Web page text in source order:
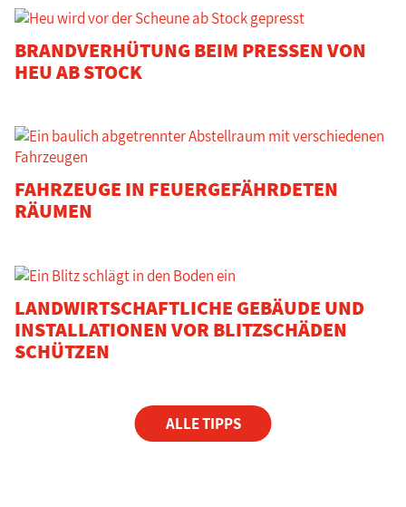
BRANDVERHÜTUNG BEIM PRESSEN VON
HEU AB STOCK
FAHRZEUGE IN FEUERGEFÄHRDETEN
RÄUMEN
LANDWIRTSCHAFTLICHE GEBÄUDE UND
INSTALLATIONEN VOR BLITZSCHÄDEN
SCHÜTZEN
ALLE TIPPS